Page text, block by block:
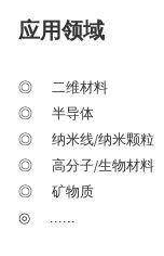
应用领域
◎
二维材料
◎ 半导体
◎ 纳米线/纳米颗粒
◎ 高分子/生物材料
◎ 矿物质
◎